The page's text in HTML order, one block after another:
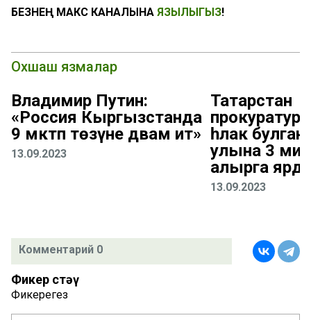
БЕЗНЕҢ МАКС КАНАЛЫНА ЯЗЫЛЫГЫЗ!
Охшаш язмалар
Владимир Путин:
«Россия Кыргызстанда
9 мәктәп төзүне дәвам итә»
13.09.2023
Татарстан
һәлак
улына 3
алырга
13.09.2023
Комментарий 0
Фикер өстәү
Фикерегез